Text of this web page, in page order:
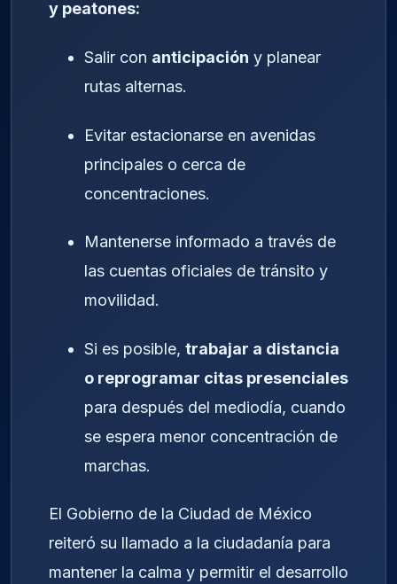
y peatones:
Salir con anticipación y planear
rutas alternas.
Evitar estacionarse en avenidas
principales o cerca de
concentraciones.
Mantenerse informado a través de
las cuentas oficiales de tránsito y
movilidad.
Si es posible, trabajar a distancia
o reprogramar citas presenciales
para después del mediodía, cuando
se espera menor concentración de
marchas.
El Gobierno de la Ciudad de México
reiteró su llamado a la ciudadanía para
mantener la calma y permitir el desarrollo